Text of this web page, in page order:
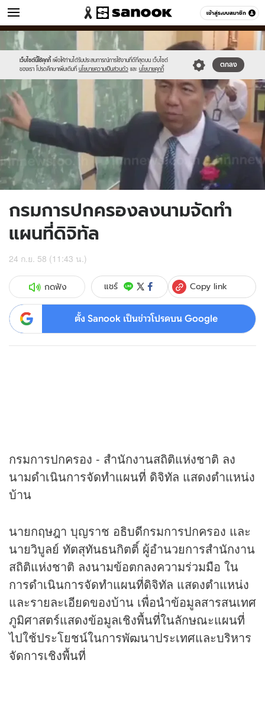
เข้าสู่ระบบสมาชิก
ข่าว หมวดอื่นๆ
เว็บไซต์นี้ใช้คุกกี้ เพื่อให้ท่านได้รับประสบการณ์การใช้งานที่ดีที่สุดบน เว็บไซต์
ของเรา โปรดศึกษาเพิ่มเติมที่ นโยบายความเป็นส่วนตัว และ นโยบายคุกกี้
ตกลง
Sanook
//s.isanook.com/sr/0/images/logo-
new-
sanook.png
600
60
//s.isanook.com/ns/0/ud/374/1871014/648018-
01.jpg
กรมการปกครองลงนามจัดทำ
แผนที่ดิจิทัล
24 ก.ย. 58 (11:43 น.)
กดฟัง แชร์ Copy link
ตั้ง Sanook เป็นข่าวโปรดบน Google
กรมการปกครอง - สำนักงานสถิติแห่งชาติ ลง
นามดำเนินการจัดทำแผนที่ ดิจิทัล แสดงตำแหน่ง
บ้าน
นายกฤษฎา บุญราช อธิบดีกรมการปกครอง และ
นายวิบูลย์ ทัตสุทันธนกิตติ์ ผู้อำนวยการสำนักงาน
สถิติแห่งชาติ ลงนามข้อตกลงความร่วมมือ ใน
การดำเนินการจัดทำแผนที่ดิจิทัล แสดงตำแหน่ง
และรายละเอียดของบ้าน เพื่อนำข้อมูลสารสนเทศ
ภูมิศาสตร์แสดงข้อมูลเชิงพื้นที่ในลักษณะแผนที่
ไปใช้ประโยชน์ในการพัฒนาประเทศและบริหาร
จัดการเชิงพื้นที่